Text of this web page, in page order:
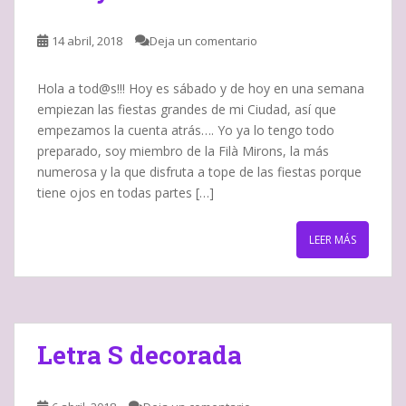
14 abril, 2018 Deja un comentario
Hola a tod@s!!! Hoy es sábado y de hoy en una semana
empiezan las fiestas grandes de mi Ciudad, así que
empezamos la cuenta atrás…. Yo ya lo tengo todo
preparado, soy miembro de la Filà Mirons, la más
numerosa y la que disfruta a tope de las fiestas porque
tiene ojos en todas partes […]
LEER MÁS
Letra S decorada